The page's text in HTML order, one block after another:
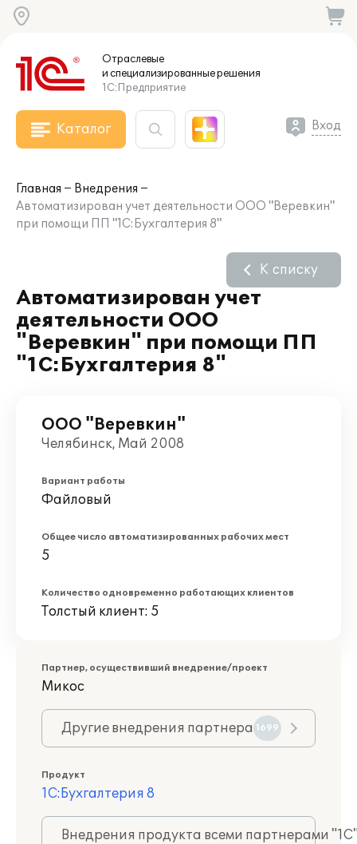
Отраслевые
и специализированныерешения
1С:Предприятие
Каталог Вход
Главная
Внедрения
Автоматизирован учет деятельности ООО "Веревкин"
при помощи ПП "1С:Бухгалтерия 8"
Автоматизирован учет
деятельности ООО
"Веревкин" при помощи ПП
"1С:Бухгалтерия 8"
К списку
ООО "Веревкин"
Челябинск, Май 2008
Вариант работы
Файловый
Общее число автоматизированных рабочих мест
5
Количество одновременно работающих клиентов
Толстый клиент: 5
Партнер, осуществивший внедрение/проект
Микос
Другие внедрения партнера 1699
Продукт
1С:Бухгалтерия 8
Внедрения продукта всеми партнерами